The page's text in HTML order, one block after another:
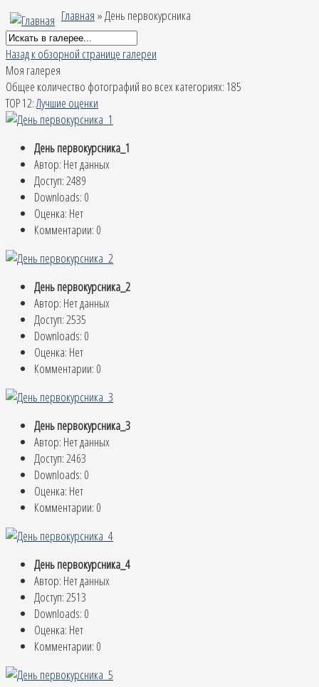
Главная » День первокурсника
Назад к обзорной странице галереи
Моя галерея
Общее количество фотографий во всех категориях: 185
TOP 12:Лучшие оценки
День первокурсника_1
Автор: Нет данных
Доступ: 2489
Downloads: 0
Оценка: Нет
Комментарии: 0
День первокурсника_2
Автор: Нет данных
Доступ: 2535
Downloads: 0
Оценка: Нет
Комментарии: 0
День первокурсника_3
Автор: Нет данных
Доступ: 2463
Downloads: 0
Оценка: Нет
Комментарии: 0
День первокурсника_4
Автор: Нет данных
Доступ: 2513
Downloads: 0
Оценка: Нет
Комментарии: 0